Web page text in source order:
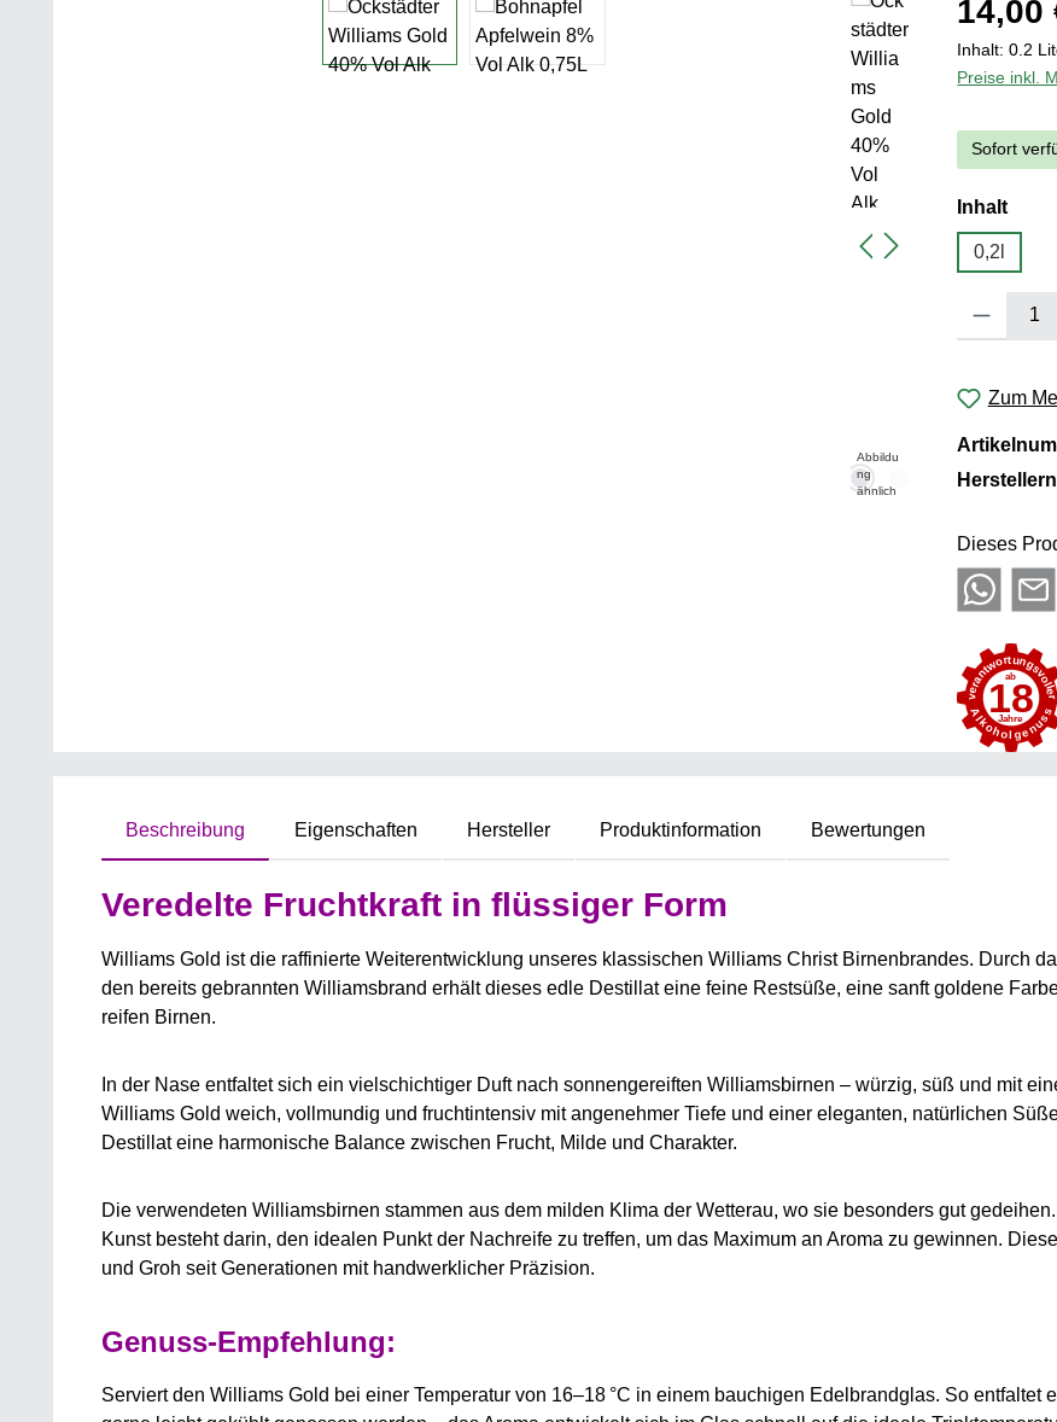
Abbildu
ng
ähnlich
14,00
Inhalt:0.2
Preise inkl.
Sofort
Inhalt
0,2l
Produkt
Zum
Dieses
Beschreibung Eigenschaften Hersteller Produktinformation Bewertungen
Veredelte Fruchtkraft in flüssiger Form
Williams Gold ist die raffinierte Weiterentwicklung unseres klassischen Williams Christ Birnenbrandes. Durch
den bereits gebrannten Williamsbrand erhält dieses edle Destillat eine feine Restsüße, eine sanft goldene
reifen Birnen.
In der Nase entfaltet sich ein vielschichtiger Duft nach sonnengereiften Williamsbirnen – würzig, süß und mit
Williams Gold weich, vollmundig und fruchtintensiv mit angenehmer Tiefe und einer eleganten, natürlichen
Destillat eine harmonische Balance zwischen Frucht, Milde und Charakter.
Die verwendeten Williamsbirnen stammen aus dem milden Klima der Wetterau, wo sie besonders gut
Kunst besteht darin, den idealen Punkt der Nachreife zu treffen, um das Maximum an Aroma zu gewinnen.
und Groh seit Generationen mit handwerklicher Präzision.
Genuss-Empfehlung:
Serviert den Williams Gold bei einer Temperatur von 16–18 °C in einem bauchigen Edelbrandglas. So entfaltet